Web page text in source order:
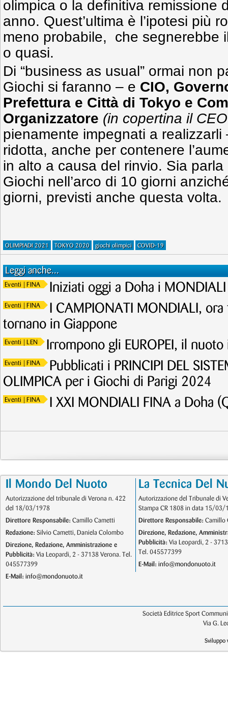
olimpica o la definitiva remissione
anno. Quest’ultima è l’ipotesi più
meno probabile, che segnerebbe
o quasi.
Di “business as usual” ormai non
Giochi si faranno – e CIO,
Prefettura e Città di Tokyo e
Organizzatore (in copertina il
pienamente impegnati a
ridotta, anche per contenere
in alto a causa del rinvio. Sia
Giochi nell’arco di 10 giorni
giorni, previsti anche questa volta.
OLIMPIADI 2021 TOKYO 2020 giochi olimpici COVID-19
Leggi anche...
Eventi | FINA Iniziati oggi a Doha i
Eventi | FINA
I CAMPIONATI MONDIALI,
tornano in Giappone
Eventi | LEN Irrompono gli EUROPEI, il
Eventi | FINA
Pubblicati i PRINCIPI DEL
OLIMPICA per i Giochi di Parigi 2024
Eventi | FINA I XXI MONDIALI FINA a Doha
Il Mondo Del Nuoto
Autorizzazione del tribunale di Verona n. 422
del 18/03/1978
Direttore Responsabile: Camillo Cametti
Redazione: Silvio Cametti, Daniela Colombo
Direzione, Redazione, Amministrazione e
Pubblicità: Via Leopardi, 2 - 37138 Verona. Tel.
045577399
E-Mail: info@mondonuoto.it
La Tecnica Del
Autorizzazione del Tribunale di
Stampa CR 1808 in data 15/03/
Direttore Responsabile: Camillo
Direzione, Redazione,
Pubblicità: Via Leopardi, 2 -
Tel. 045577399
E-Mail: info@mondonuoto.it
Società Editrice Sport
Via G.
Sviluppo